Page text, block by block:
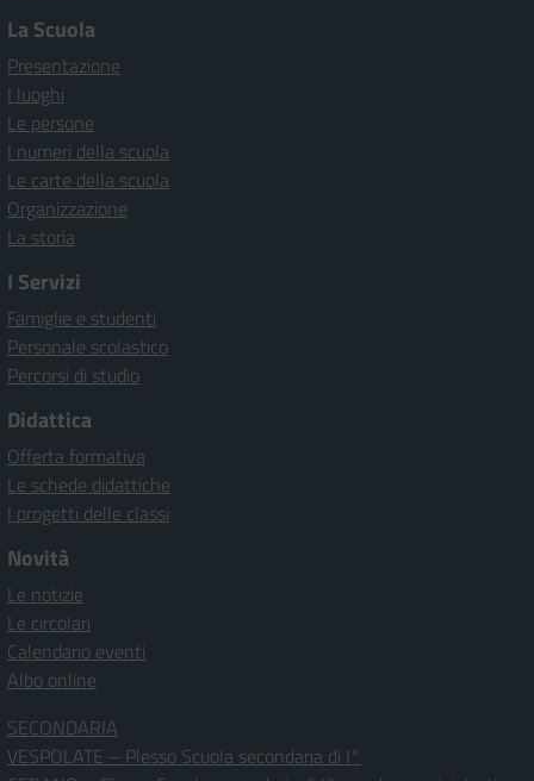
La Scuola
Presentazione
I luoghi
Le persone
I numeri della scuola
Le carte della scuola
Organizzazione
La storia
I Servizi
Famiglie e studenti
Personale scolastico
Percorsi di studio
Didattica
Offerta formativa
Le schede didattiche
I progetti delle classi
Novità
Le notizie
Le circolari
Calendario eventi
Albo online
SECONDARIA
VESPOLATE – Plesso Scuola secondaria di I°